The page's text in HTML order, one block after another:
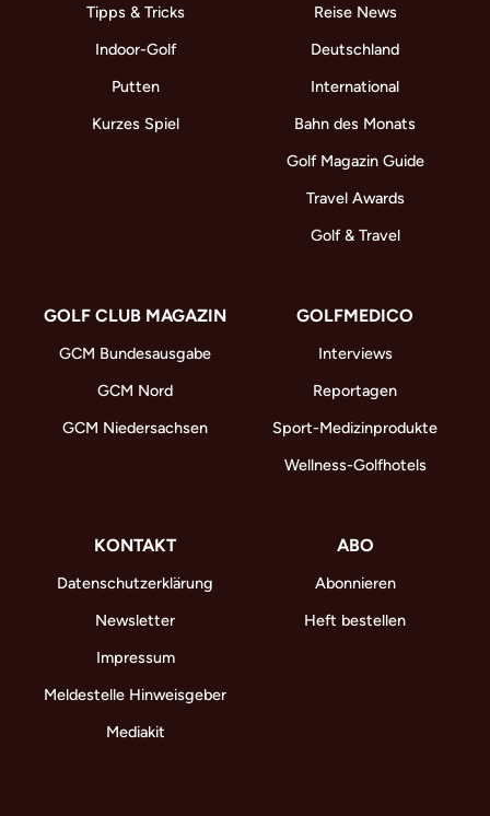
Tipps & Tricks
Indoor-Golf
Putten
Kurzes Spiel
Reise News
Deutschland
International
Bahn des Monats
Golf Magazin Guide
Travel Awards
Golf & Travel
GOLF CLUB MAGAZIN
GCM Bundesausgabe
GCM Nord
GCM Niedersachsen
GOLFMEDICO
Interviews
Reportagen
Sport-Medizinprodukte
Wellness-Golfhotels
KONTAKT
Datenschutzerklärung
Newsletter
Impressum
Meldestelle Hinweisgeber
Mediakit
ABO
Abonnieren
Heft bestellen